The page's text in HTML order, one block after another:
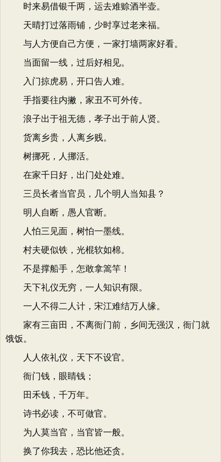
时来易借银千两，运去难赊酒半壶。
天晴打过落雨铺，少时享过老来福。
与人方便自己方便，一家打墙两家好看。
当面留一线，过后好相见。
入门掠虎易，开口告人难。
手指要往内撇，家丑不可外传。
浪子出于祖无德，孝子出于前人贤。
货离乡贵，人离乡贱。
树挪死，人挪活。
在家千日好，出门处处难。
三员长者当官员，几个明人当知县？
明人自断，愚人官断。
人怕三见面，树怕一墨线。
村夫硬似铁，光棍软如棉。
不是撑船手，怎敢拿篙竿！
天下礼仪无穷，一人知识有限。
一人不得二人计，宋江难结万人缘。
家有三亩田，不离衙门前，乡间无强汉，衙门就
饿饭。
人人依礼仪，天下不设官。
衙门钱，眼睛钱；
田禾钱，千万年。
诗书必读，不可做官。
为人莫当官，当官皆一般。
换了你我去，恐比他还贪。